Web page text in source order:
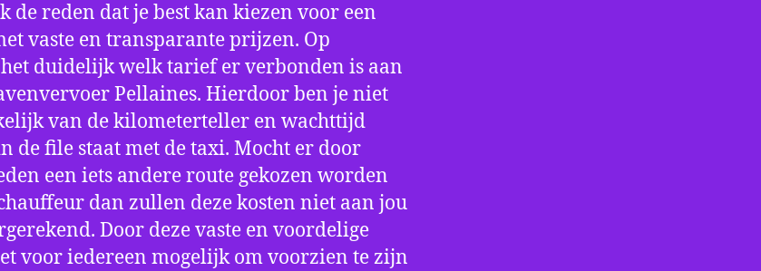
de reden dat je best kan kiezen voor een
vaste en transparante prijzen. Op
duidelijk welk tarief er verbonden is aan
Pellaines. Hierdoor ben je niet
van de kilometerteller en wachttijd
de file staat met de taxi. Mocht er door
een iets andere route gekozen worden
dan zullen deze kosten niet aan jou
Door deze vaste en voordelige
voor iedereen mogelijk om voorzien te zijn